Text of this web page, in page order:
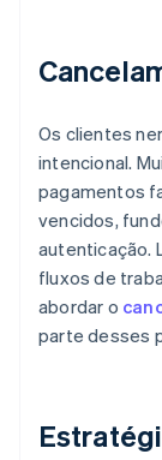
Os clientes
intencional.
pagamentos
vencidos,
autenticação.
fluxos de
abordar o
parte desses